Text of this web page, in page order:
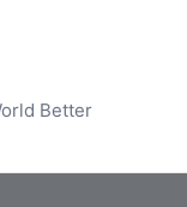
Better